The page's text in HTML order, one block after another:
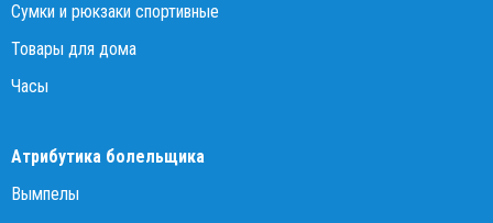
Сумки и рюкзаки спортивные
Товары для дома
Часы
Атрибутика болельщика
Вымпелы